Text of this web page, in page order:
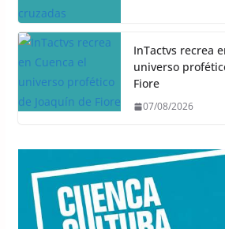
InTactvs recrea
universo
Fiore
07/08/2026